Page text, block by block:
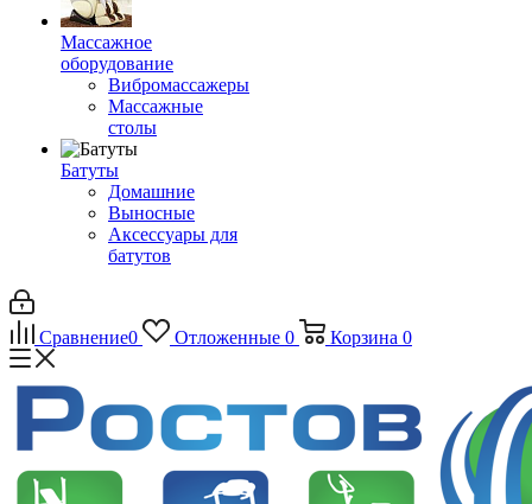
Массажное
оборудование
Вибромассажеры
Массажные
столы
Батуты
Домашние
Выносные
Аксессуары для
батутов
Сравнение0 Отложенные 0 Корзина 0